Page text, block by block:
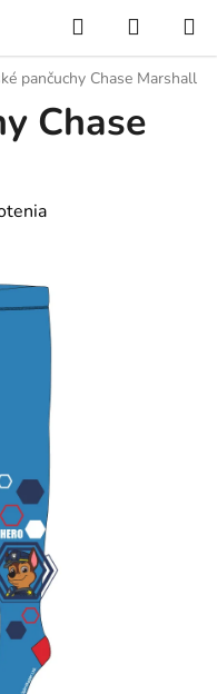
Hľadať
KOŠÍK
pančuchy Chase Marshall
Chase